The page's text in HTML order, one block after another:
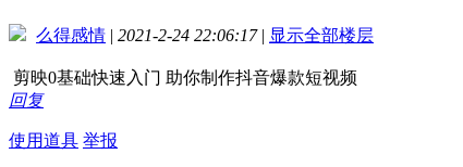
么得感情 | 2021-2-24 22:06:17 | 显示全部楼层
剪映0基础快速入门 助你制作抖音爆款短视频
回复
使用道具 举报